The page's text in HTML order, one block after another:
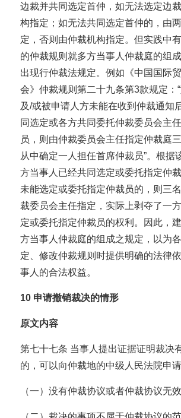
边裁并共同选定首仲，如无法选定边
构指定；如无法共同选定首仲的，由
定，否则由仲裁机构指定。但实践中
的仲裁规则就多方当事人仲裁庭的组
出现行仲裁法规定。例如《中国国际
会》仲裁规则第二十九条第3款规定：
及/或被申请人方未能在收到仲裁通知
同选定或各方共同委托仲裁委员会主
员，则由仲裁委员会主任指定仲裁庭
从中确定一人担任首席仲裁员”。根据
方当事人已经共同选定或委托指定仲
未能选定或委托指定仲裁员的，则三
裁委员会主任指定，实际上剥夺了一
定或委托指定仲裁员的权利。因此，
方当事人仲裁庭的组成之规定，以为
定、修改仲裁规则时提供明确的法律
事人的合法权益。
10 申请撤销裁决的情形
原文内容
第七十七条 当事人提出证据证明裁决
的，可以向仲裁地的中级人民法院申
（一）没有仲裁协议或者仲裁协议无效